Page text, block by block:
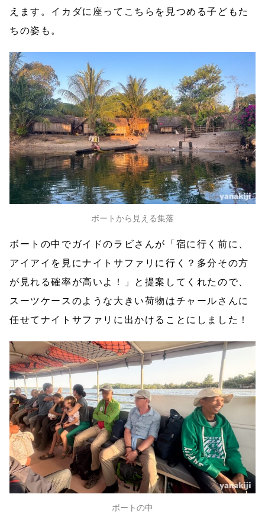
えます。イカダに座ってこちらを見つめる子どもた
ちの姿も。
ボートから見える集落
ボートの中でガイドのラビさんが「宿に行く前に、
アイアイを見にナイトサファリに行く？多分その方
が見れる確率が高いよ！」と提案してくれたので、
スーツケースのような大きい荷物はチャールさんに
任せてナイトサファリに出かけることにしました！
ボートの中